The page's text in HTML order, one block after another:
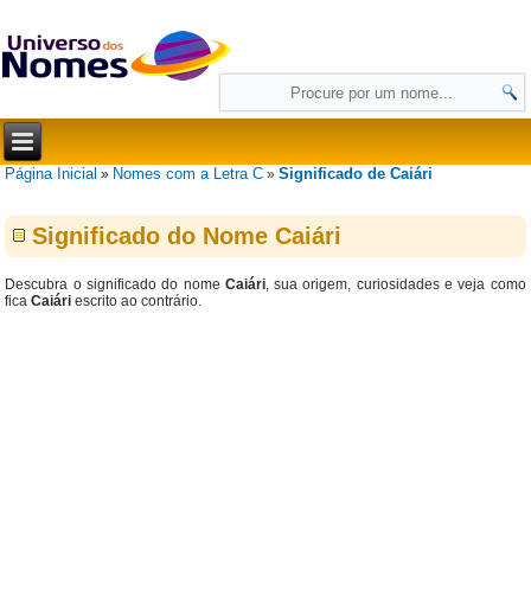
Página Inicial » Nomes com a Letra C »Significado de Caiári
Significado do Nome Caiári
Descubra o significado do nome Caiári, sua origem, curiosidades e veja como
ficaCaiári escrito ao contrário.